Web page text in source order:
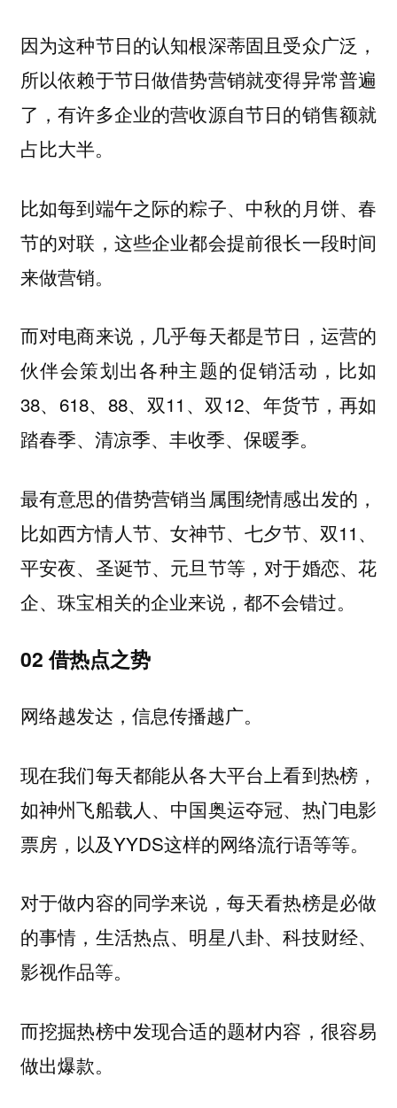
因为这种节日的认知根深蒂固且受众广泛，
所以依赖于节日做借势营销就变得异常普遍
了，有许多企业的营收源自节日的销售额就
占比大半。
比如每到端午之际的粽子、中秋的月饼、春
节的对联，这些企业都会提前很长一段时间
来做营销。
而对电商来说，几乎每天都是节日，运营的
伙伴会策划出各种主题的促销活动，比如
38、618、88、双11、双12、年货节，再如
踏春季、清凉季、丰收季、保暖季。
最有意思的借势营销当属围绕情感出发的，
比如西方情人节、女神节、七夕节、双11、
平安夜、圣诞节、元旦节等，对于婚恋、花
企、珠宝相关的企业来说，都不会错过。
02借热点之势
网络越发达，信息传播越广。
现在我们每天都能从各大平台上看到热榜，
如神州飞船载人、中国奥运夺冠、热门电影
票房，以及YYDS这样的网络流行语等等。
对于做内容的同学来说，每天看热榜是必做
的事情，生活热点、明星八卦、科技财经、
影视作品等。
而挖掘热榜中发现合适的题材内容，很容易
做出爆款。